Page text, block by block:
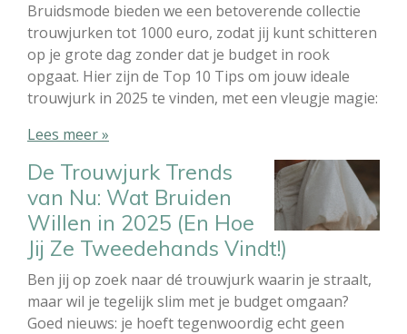
Bruidsmode bieden we een betoverende collectie
trouwjurken tot 1000 euro, zodat jij kunt schitteren
op je grote dag zonder dat je budget in rook
opgaat. Hier zijn de Top 10 Tips om jouw ideale
trouwjurk in 2025 te vinden, met een vleugje magie:
Lees meer »
De Trouwjurk Trends
van Nu: Wat Bruiden
Willen in 2025 (En Hoe
Jij Ze Tweedehands Vindt!)
Ben jij op zoek naar dé trouwjurk waarin je straalt,
maar wil je tegelijk slim met je budget omgaan?
Goed nieuws: je hoeft tegenwoordig echt geen